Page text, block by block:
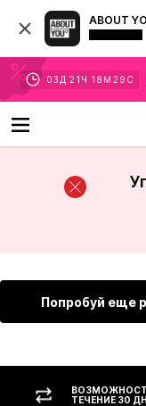
ABOUT
03 Д 21 Ч 18 М 29 С
Попробуй еще
ТЕЧЕНИЕ 30